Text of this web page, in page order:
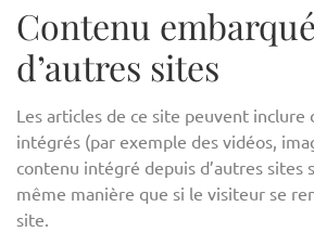
Contenu
d’autres sites
Les articles de ce site peuvent inclure
intégrés (par exemple des vidéos,
contenu intégré depuis d’autres sites
même manière que si le visiteur se
site.